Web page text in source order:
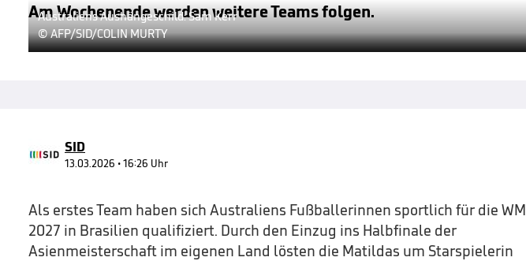
Am Wochenende werden weitere Teams folgen.
Australiens Aushängeschild: Sam Kerr
© AFP/SID/COLIN MURTY
SID
13.03.2026 • 16:26 Uhr
Als erstes Team haben sich Australiens Fußballerinnen sportlich für die WM
2027 in Brasilien qualifiziert. Durch den Einzug ins Halbfinale der
Asienmeisterschaft im eigenen Land lösten die Matildas um Starspielerin